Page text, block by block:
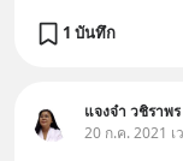
1 บันทึก
แจงจ๋า วชิราพร
20 ก.ค. 2021 เ